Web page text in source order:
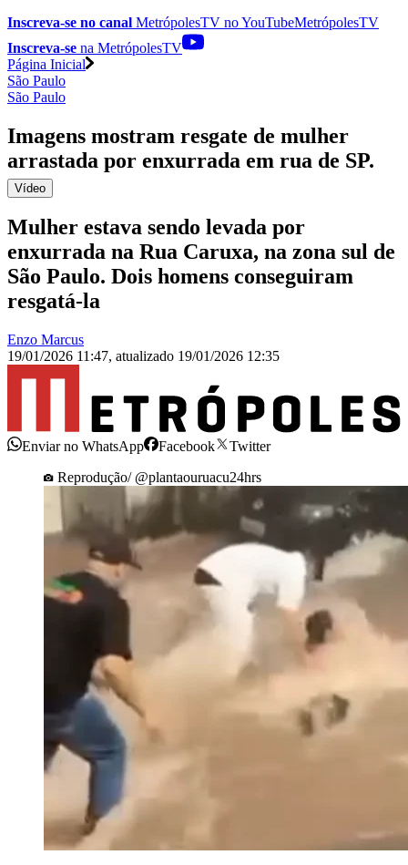
Inscreva-se no canal MetrópolesTV noYouTubeMetrópolesTV
Inscreva-se na MetrópolesTV
Página Inicial
São Paulo
São Paulo
Imagens mostram resgate de mulher
arrastada por enxurrada em rua de SP.
Vídeo
Mulher estava sendo levada por
enxurrada na Rua Caruxa, na zona sul de
São Paulo. Dois homens conseguiram
resgatá-la
Enzo Marcus
19/01/2026 11:47, atualizado 19/01/2026 12:35
Enviar no WhatsApp Facebook
Twitter
Reprodução/ @plantaouruacu24hrs